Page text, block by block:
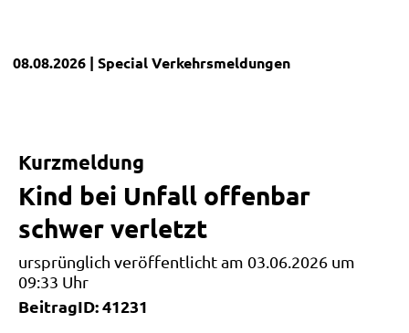
08.08.2026 | SpecialVerkehrsmeldungen
Kurzmeldung
Kind bei Unfall offenbar
schwer verletzt
ursprünglich veröffentlicht am 03.06.2026 um
09:33 Uhr
BeitragID: 41231